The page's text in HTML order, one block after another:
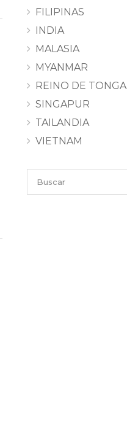
FILIPINAS
INDIA
MALASIA
MYANMAR
REINO DE TONGA
SINGAPUR
TAILANDIA
VIETNAM